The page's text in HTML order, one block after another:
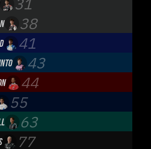
F1 Team
38
F1 Team
41
App Racing Bulls
43
Formula One Team
44
Ferrari
55
Williams F1 Team
63
AMG Petronas F1 Team
77